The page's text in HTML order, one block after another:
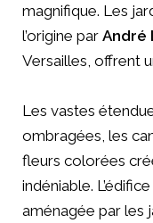
magnifique. Les
l’origine par André
Versailles, offrent
Les vastes
ombragées, les
fleurs colorées
indéniable.
aménagée par les